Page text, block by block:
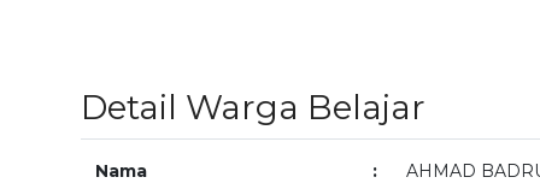
Detail Warga Belajar
Nama : AHMAD